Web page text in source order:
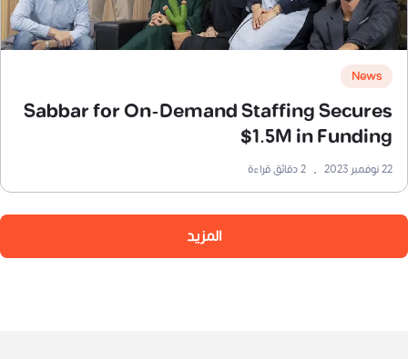
News
Sabbar for On-Demand Staffing Secures
$1.5M in Funding
22 نوفمبر 2023 •
2دقائق قراءة
المزيد